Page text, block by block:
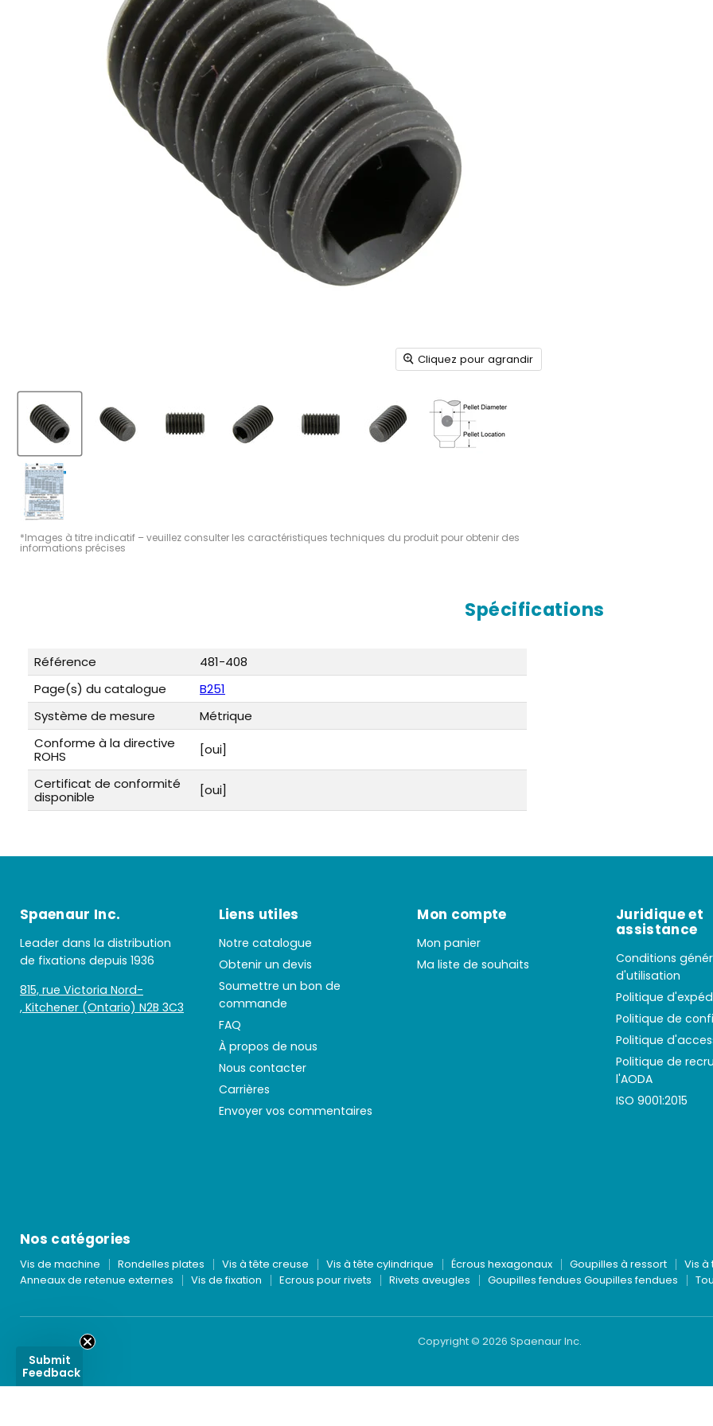
Cliquez pour agrandir
*Images à titre indicatif – veuillez consulter les caractéristiques techniques du produit pour obtenir des
informations précises
Spécifications
Référence
481-408
Page(s) du catalogue
B251
Système de mesure
Métrique
Conforme à la directive
ROHS
[oui]
Certificat de conformité
disponible
[oui]
Spaenaur Inc.
Leader dans la distribution
de fixations depuis 1936
815, rue Victoria Nord-
, Kitchener (Ontario) N2B 3C3
Liens utiles
Notre catalogue
Obtenir un devis
Soumettre un bon de
commande
FAQ
À propos de nous
Nous contacter
Carrières
Envoyer vos commentaires
Mon compte
Mon panier
Ma liste de souhaits
Juridique et
assistance
Conditions
d'utilisation
Politique
Politique de
Politique
Politique de
l'AODA
ISO 9001:2015
Nos catégories
Vis de machine Rondelles plates Vis à tête creuse Vis à tête cylindrique Écrous hexagonaux Goupilles à ressort Vis à
Anneaux de retenue externes
Vis de fixation Ecrous pour rivets Rivets aveugles Goupilles fendues Goupilles fendues
Copyright © 2026 Spaenaur Inc.
Submit
Feedback